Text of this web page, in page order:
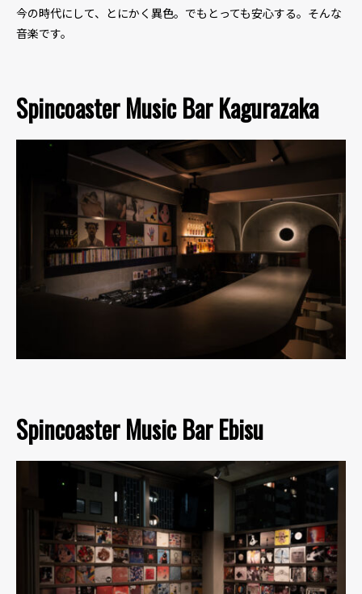
今の時代にして、とにかく異色。でもとっても安心する。そんな
音楽です。
Spincoaster Music Bar Kagurazaka
Spincoaster Music Bar Ebisu